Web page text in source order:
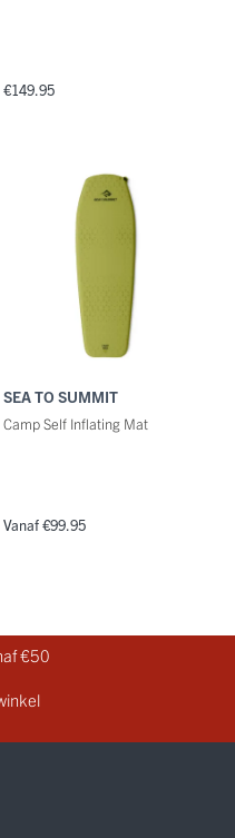
€149.95
SEA TO SUMMIT
Camp Self Inflating Mat
Vanaf €99.95
€50